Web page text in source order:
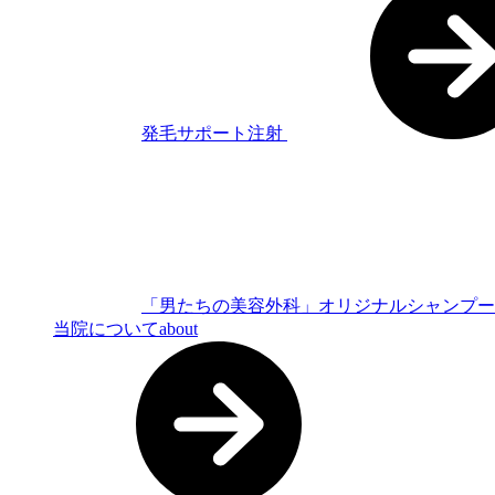
発毛サポート注射
「男たちの美容外科」オリジナルシャンプ
当院についてabout